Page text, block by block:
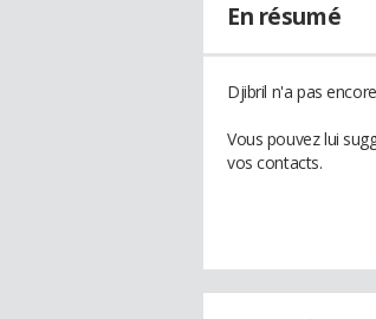
En résumé
Djibril n'a pas
Vous pouvez lui
vos contacts.